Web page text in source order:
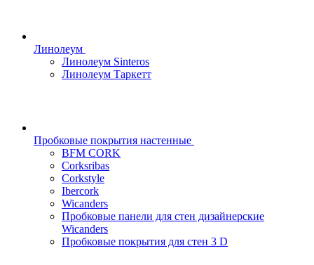
Линолеум
Линолеум Sinteros
Линолеум Таркетт
Пробковые покрытия настенные
BFM CORK
Corksribas
Corkstyle
Ibercork
Wicanders
Пробковые панели для стен дизайнерские
Wicanders
Пробковые покрытия для стен 3 D